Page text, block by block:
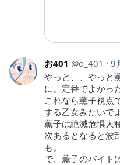
お401 o_401
9
やっと、、やっと
に。定番でよかっ
これなら薫子視点
する乙女みたいで
薫子は絶滅危惧人
次あるとなると波
も。
で、薫子のバイト